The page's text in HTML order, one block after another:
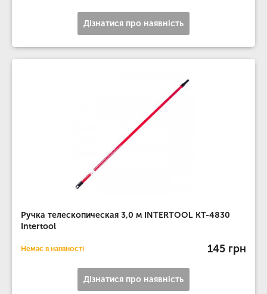
Дізнатися про наявність
Ручка телескопическая 3,0 м INTERTOOL KT-4830
Intertool
Немає в наявності 145 грн
Дізнатися про наявність